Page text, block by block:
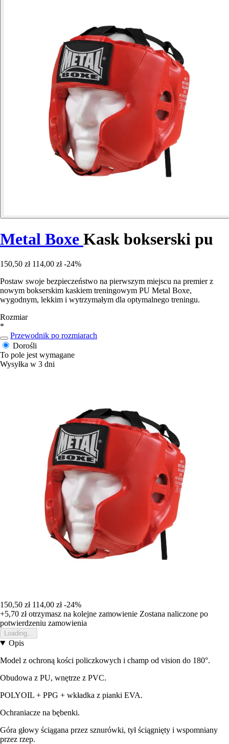
Metal Boxe Kask bokserski pu
150,50 zł 114,00 zł -24%
Postaw swoje bezpieczeństwo na pierwszym miejscu na premier z
nowym bokserskim kaskiem treningowym PU Metal Boxe,
wygodnym, lekkim i wytrzymałym dla optymalnego treningu.
Rozmiar
*
Przewodnik po rozmiarach
Dorośli
To pole jest wymagane
Wysyłka w 3 dni
150,50 zł 114,00 zł -24%
+5,70 złotrzymasz na kolejne zamowienie Zostana naliczone po
potwierdzeniu zamowienia
Loading...
Opis
Model z ochroną kości policzkowych i champ od vision do 180°.
Obudowa z PU, wnętrze z PVC.
POLYOIL + PPG + wkładka z pianki EVA.
Ochraniacze na bębenki.
Góra głowy ściągana przez sznurówki, tył ściągnięty i wspomniany
przez rzep.